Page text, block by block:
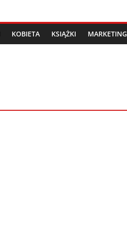
KOBIETA KSIĄŻKI MARKETING